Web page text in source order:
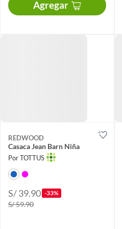
Agregar
REDWOOD
Casaca Jean Barn Niña
Por TOTTUS
S/ 39.90 -33%
S/ 59.90